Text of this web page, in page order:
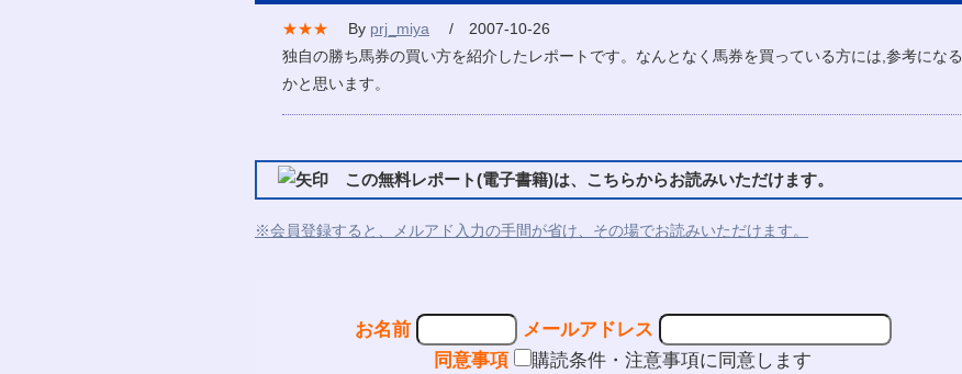
★★★ By prj_miya / 2007-10-26
独自の勝ち馬券の買い方を紹介したレポートです。なんとなく馬券を買っている方には,参考になる
かと思います。
この無料レポート(電子書籍)は、こちらからお読みいただけます。
※会員登録すると、メルアド入力の手間が省け、その場でお読みいただけます。
お名前
メールアドレス
同意事項
購読条件・注意事項に同意します